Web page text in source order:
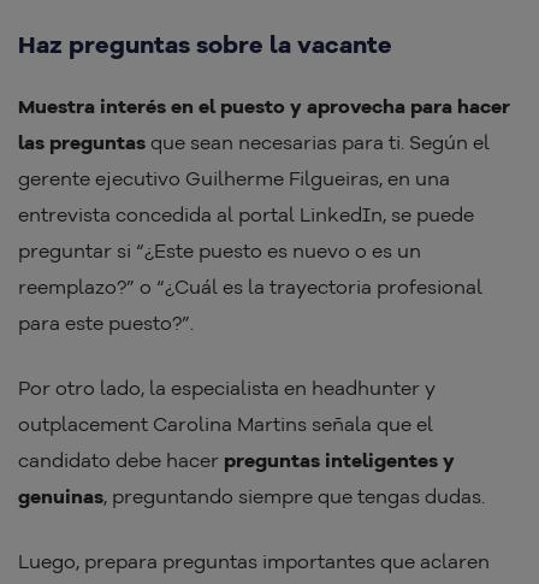
Haz preguntas sobre la vacante
Muestra interés en el puesto y aprovecha para hacer
las preguntas que sean necesarias para ti. Según el
gerente ejecutivo Guilherme Filgueiras, en una
entrevista concedida al portal LinkedIn, se puede
preguntar si “¿Este puesto es nuevo o es un
reemplazo?” o “¿Cuál es la trayectoria profesional
para este puesto?”.
Por otro lado, la especialista en headhunter y
outplacement Carolina Martins señala que el
candidato debe hacer preguntas inteligentes y
genuinas, preguntando siempre que tengas dudas.
Luego, prepara preguntas importantes que aclaren